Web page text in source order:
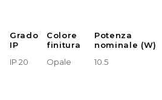
Grado
IP
Colore
finitura
Potenza
nominale (W)
IP 20 Opale 10.5